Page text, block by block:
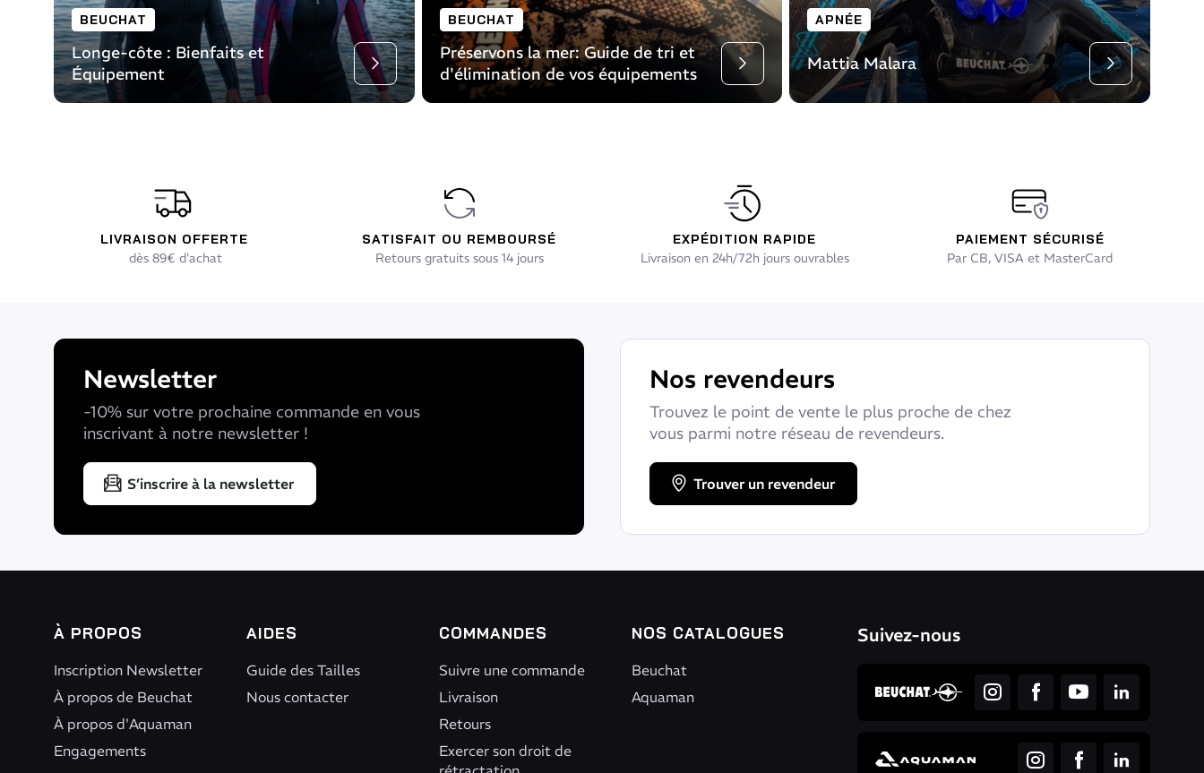
BEUCHAT
Longe-côte : Bienfaits et
Équipement
Lire l'article
BEUCHAT
Préservons la mer: Guide de tri et
d'élimination de vos équipements
Lire l'article
APNÉE
Mattia Malara
Lire
LIVRAISON OFFERTE
dès 89€ d'achat
SATISFAIT OU REMBOURSÉ
Retours gratuits sous 14 jours
EXPÉDITION RAPIDE
Livraison en 24h/72h jours ouvrables
PAIEMENT SÉCURISÉ
Par CB, VISA et MasterCard
Newsletter
-10% sur votre prochaine commande en vous
inscrivant à notre newsletter !
S’inscrire à la newsletter
Nos revendeurs
Trouvez le point de vente le plus proche de chez
vous parmi notre réseau de revendeurs.
Trouver un revendeur
À PROPOS
Inscription Newsletter
À propos de Beuchat
À propos d'Aquaman
Engagements
AIDES
Guide des Tailles
Nous contacter
COMMANDES
Suivre une commande
Livraison
Retours
Exercer son droit de
NOS CATALOGUES
Beuchat
Aquaman
Suivez-nous